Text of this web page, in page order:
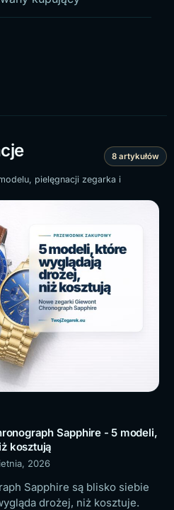
8 artykułów
pielęgnacji zegarka i
Sapphire - 5 modeli,
kosztują
2026
Sapphire są blisko siebie
drożej, niż kosztuje.